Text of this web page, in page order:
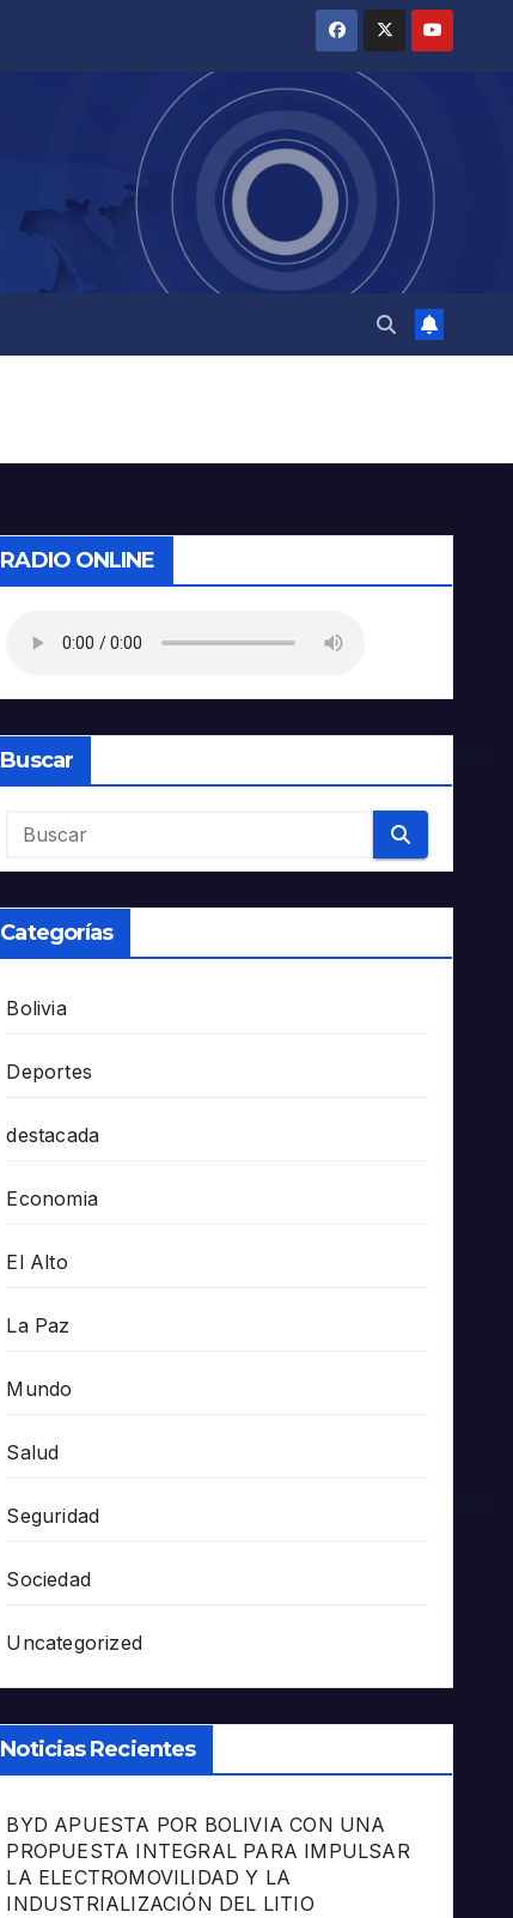
RADIO ONLINE
Buscar
Categorías
Bolivia
Deportes
destacada
Economia
El Alto
La Paz
Mundo
Salud
Seguridad
Sociedad
Uncategorized
Noticias Recientes
BYD APUESTA POR BOLIVIA CON UNA
PROPUESTA INTEGRAL PARA IMPULSAR
LA ELECTROMOVILIDAD Y LA
INDUSTRIALIZACIÓN DEL LITIO